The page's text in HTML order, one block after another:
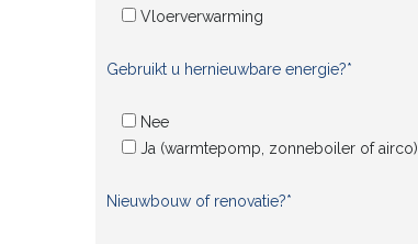
Vloerverwarming
Gebruikt u hernieuwbare energie?*
Nee
Ja (warmtepomp, zonneboiler of airco)
Nieuwbouw of renovatie?*